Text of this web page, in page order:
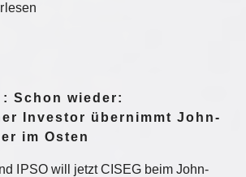
Schon wieder:
Investor übernimmt John-
im Osten
IPSO will jetzt CISEG beim John-